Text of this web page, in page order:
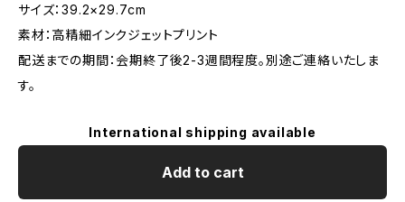
サイズ：39.2×29.7cm
素材：高精細インクジェットプリント
配送までの期間：会期終了後2-3週間程度。別途ご連絡いたしま
す。
International shipping available
Add to cart